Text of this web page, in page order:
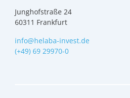
Junghofstraße 24
60311 Frankfurt
info@helaba-invest.de
(+49) 69 29970-0